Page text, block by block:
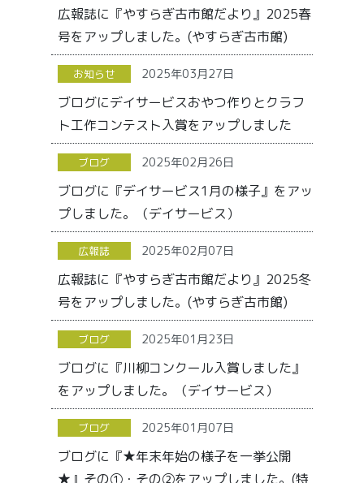
広報誌に『やすらぎ古市館だより』2025春
号をアップしました。(やすらぎ古市館)
お知らせ 2025年03月27日
ブログにデイサービスおやつ作りとクラフ
ト工作コンテスト入賞をアップしました
ブログ 2025年02月26日
ブログに『デイサービス1月の様子』をアッ
プしました。（デイサービス）
広報誌 2025年02月07日
広報誌に『やすらぎ古市館だより』2025冬
号をアップしました。(やすらぎ古市館)
ブログ 2025年01月23日
ブログに『川柳コンクール入賞しました』
をアップしました。（デイサービス）
ブログ 2025年01月07日
ブログに『★年末年始の様子を一挙公開
★』その①・その②をアップしました。(特